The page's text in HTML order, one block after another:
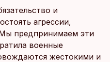
и
агрессии,
предпринимаем эти
военные
жестокими и